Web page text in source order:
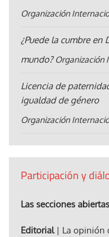
Organización
¿Puede la cumbre en
mundo? Organización
Licencia de
igualdad de género
Organización
Participación y
Las secciones
Editorial| La opinión